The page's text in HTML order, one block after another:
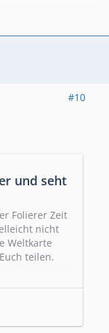
#10
und seht
Folierer Zeit
nicht
Weltkarte
teilen.